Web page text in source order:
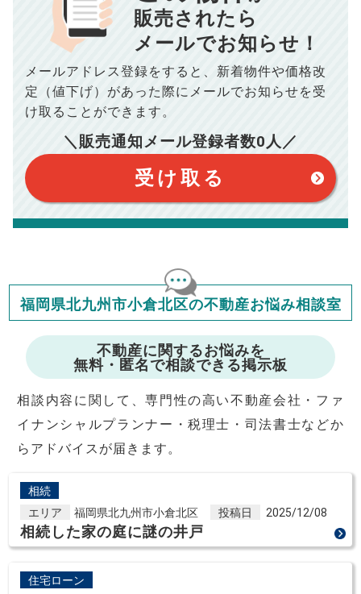
年間の支払額 10,005 円
総支払額 100,050 円
このシミュレーターは元利均等返済方式で試算しています。
このシミュレーターは、四捨五入にて計算しております。
このシミュレーターはお借り入れの全期間で金利が変わらない設
このシミュレーターでの結果は、お借り入れを保証するものでは
ありません。
このシミュレーターをご利用された方の、いかなる損害について
ますが、お借り入れの際に各金融機関にご相談ください。
会員マイページでは
修繕費・管理費の計算もできます
■抵当権抹消費用／0万円
※購入価格よりも売却価格が高い場合、譲渡所得税が発生する
場合がございます。詳しくは最寄りの税務署などにご確認く
※シミュレーター結果はあくまでも概算であり、手残り金額を
保証するものではございません。
※上記売却費用には、住所変更登記の費用、引っ越し費用、住
宅ローンの一括繰上返済の手数料等は含まれておりませんの
で予めご了承ください。
おります。（物件価格×3%＋6万円＋消費税）
販売されたら
メールでお知らせ！
メールアドレス登録をすると、 新着物件や価格改
定（値下げ）があった際に メールでお知らせを受
け取ることができます。
＼販売通知メール登録者数0 人／
受け取る
福岡県北九州市小倉北区の不動産お悩み相談室
不動産に関するお悩みを
無料・匿名で相談できる掲示板
相談内容に関して、専門性の高い不動産会社・ファ
イナンシャルプランナー・税理士・司法書士などか
らアドバイスが届きます。
相続
エリア
福岡県北九州市小倉北区 投稿日 2025/12/08
相続した家の庭に謎の井戸
住宅ローン